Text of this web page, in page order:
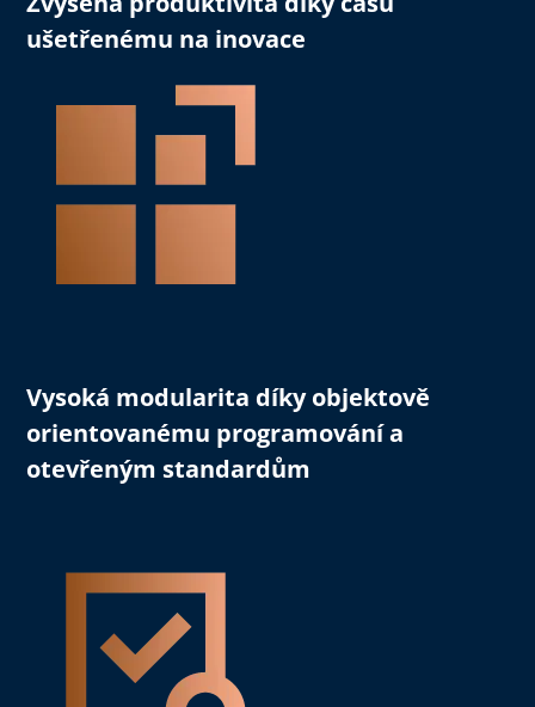
ušetřenému na inovace
Vysoká modularita díky objektově
orientovanému programování a
otevřeným standardům